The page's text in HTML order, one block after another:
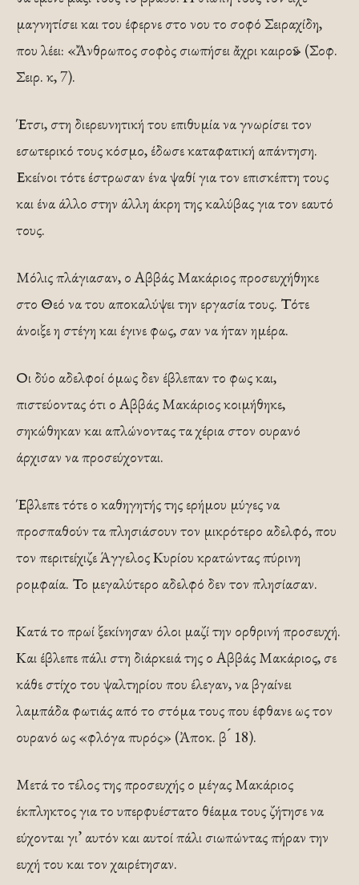
μαγνητίσει και του έφερνε στο νου το σοφό Σειραχίδη,
που λέει: «Ἄνθρωπος σοφὸς σιωπήσει ἄχρι καιροῦ» (Σοφ.
Σειρ. κ, 7).
Έτσι, στη διερευνητική του επιθυμία να γνωρίσει τον
εσωτερικό τους κόσμο, έδωσε καταφατική απάντηση.
Εκείνοι τότε έστρωσαν ένα ψαθί για τον επισκέπτη τους
και ένα άλλο στην άλλη άκρη της καλύβας για τον εαυτό
τους.
Μόλις πλάγιασαν, ο Αββάς Μακάριος προσευχήθηκε
στο Θεό να του αποκαλύψει την εργασία τους. Τότε
άνοιξε η στέγη και έγινε φως, σαν να ήταν ημέρα.
Οι δύο αδελφοί όμως δεν έβλεπαν το φως και,
πιστεύοντας ότι ο Αββάς Μακάριος κοιμήθηκε,
σηκώθηκαν και απλώνοντας τα χέρια στον ουρανό
άρχισαν να προσεύχονται.
Έβλεπε τότε ο καθηγητής της ερήμου μύγες να
προσπαθούν τα πλησιάσουν τον μικρότερο αδελφό, που
τον περιτείχιζε Άγγελος Κυρίου κρατώντας πύρινη
ρομφαία. Το μεγαλύτερο αδελφό δεν τον πλησίασαν.
Κατά το πρωί ξεκίνησαν όλοι μαζί την ορθρινή προσευχή.
Και έβλεπε πάλι στη διάρκειά της ο Αββάς Μακάριος, σε
κάθε στίχο του ψαλτηρίου που έλεγαν, να βγαίνει
λαμπάδα φωτιάς από το στόμα τους που έφθανε ως τον
ουρανό ως «φλόγα πυρός» (Ἀποκ. β ́ 18).
Μετά το τέλος της προσευχής ο μέγας Μακάριος
έκπληκτος για το υπερφυέστατο θέαμα τους ζήτησε να
εύχονται γι’ αυτόν και αυτοί πάλι σιωπώντας πήραν την
ευχή του και τον χαιρέτησαν.